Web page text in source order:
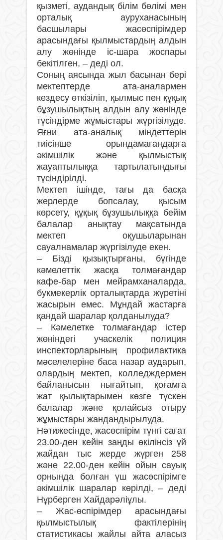
қызметі, аудандық білім бөлімі мен
орталық ауруханасының
басшылары жасөспірімдер
арасындағы қылмыстардың алдын
алу жөнінде іс-шара жоспары
бекітілген, – деді ол.
Соның аясында жыл басынан бері
мектептерде ата-аналармен
кездесу өткізіліп, қылмыс пен құқық
бұзушылықтың алдын алу жөнінде
түсіндірме жұмыстары жүргізілуде.
Яғни ата-аналық міндеттерін
тиісінше орындамағандарға
әкімшілік және қылмыстық
жауаптылыққа тартылатындығы
түсіндірілді.
Мектеп ішінде, тағы да басқа
жерлерде бопсалау, қысым
көрсету, құқық бұзушылыққа бейім
балалар анықтау мақсатында
мектеп оқушыларынан
сауалнамалар жүргізілуде екен.
– Бізді қызықтырғаны, бүгінде
кәмелеттік жасқа толмағандар
кафе-бар мен мейрамханаларда,
букмекерлік орталықтарда жүретіні
жасырын емес. Мұндай жастарға
қандай шаралар қолданылуда?
– Кәмелетке толмағандар істер
жөніндегі учаскелік полиция
инспекторларының профилактика
мәселелеріне баса назар аударып,
олардың мектеп, колледждермен
байланысын нығайтып, қоғамға
жат қылықтарымен көзге түскен
балалар және қолайсыз отыру
жұмыстары жандандырылуда.
Нәтижесінде, жасөспірім түнгі сағат
23.00-ден кейін заңды өкілінсіз үй
жайдан тыс жерде жүрген 258
және 22.00-ден кейін ойын сауық
орнында болған үш жасөспірімге
әкімшілік шаралар көрілді, – деді
Нұрберген Хайдарәліұлы.
– Жас-өспірімдер арасындағы
қылмыстылық фактілерінің
статистикасы жайлы айта аласыз